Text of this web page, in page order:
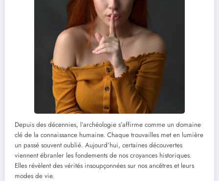
Depuis des décennies, l’archéologie s’affirme comme un domaine
clé de la connaissance humaine. Chaque trouvailles met en lumière
un passé souvent oublié. Aujourd’hui, certaines découvertes
viennent ébranler les fondements de nos croyances historiques.
Elles révèlent des vérités insoupçonnées sur nos ancêtres et leurs
modes de vie.